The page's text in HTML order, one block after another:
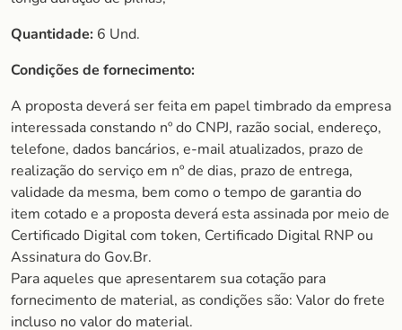
Quantidade: 6 Und.
Condições de fornecimento:
A proposta deverá ser feita em papel timbrado da empresa
interessada constando nº do CNPJ, razão social, endereço,
telefone, dados bancários, e-mail atualizados, prazo de
realização do serviço em nº de dias, prazo de entrega,
validade da mesma, bem como o tempo de garantia do
item cotado e a proposta deverá esta assinada por meio de
Certificado Digital com token, Certificado Digital RNP ou
Assinatura do Gov.Br.
Para aqueles que apresentarem sua cotação para
fornecimento de material, as condições são: Valor do frete
incluso no valor do material.